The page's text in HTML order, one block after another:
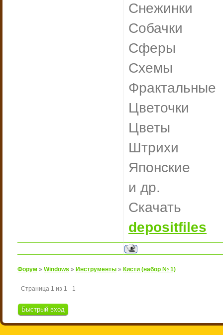
Снежинки
Собачки
Сферы
Схемы
Фрактальные
Цветочки
Цветы
Штрихи
Японские
и др.
Скачать
depositfiles
Форум » Windows » Инструменты » Кисти (набор № 1)
Страница 1 из 1 1